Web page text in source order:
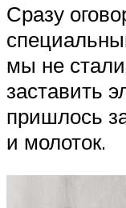
Сразу
мы не
заставить
пришлось
и молоток.